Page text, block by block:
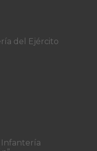
del Ejército